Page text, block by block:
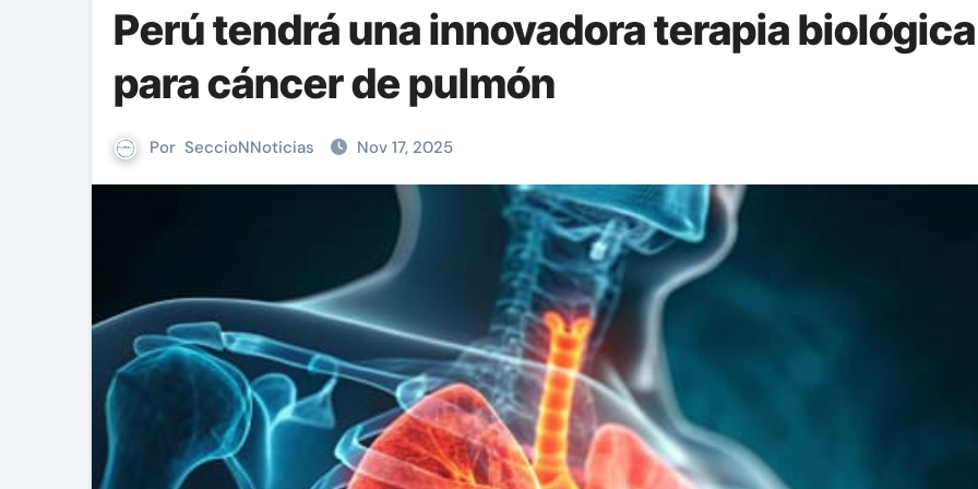
Perú tendrá una innovadora terapia biológica
para cáncer de pulmón
Por SeccioNNoticias Nov 17, 2025